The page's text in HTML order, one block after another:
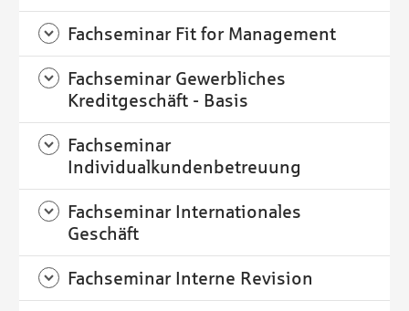
Fachseminar Fit for Management
Fachseminar Gewerbliches
Kreditgeschäft - Basis
Fachseminar
Individualkundenbetreuung
Fachseminar Internationales
Geschäft
Fachseminar Interne Revision